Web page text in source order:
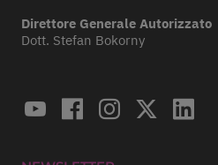
Direttore Generale Autorizzato
Dott. Stefan Bokorny